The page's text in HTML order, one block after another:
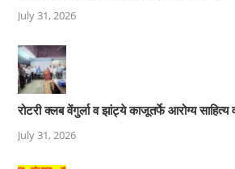
July 31, 2026
रोटरी क्लब वेंगुर्ला व झांट्ये काजूतर्फे आरोग्य साहित्य
July 31, 2026